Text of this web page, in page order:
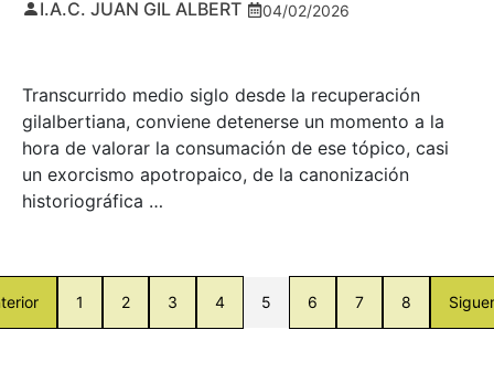
I.A.C. JUAN GIL ALBERT 04/02/2026
Transcurrido medio siglo desde la recuperación
gilalbertiana, conviene detenerse un momento a la
hora de valorar la consumación de ese tópico, casi
un exorcismo apotropaico, de la canonización
historiográfica …
1 2 3 4 5 6 7 8